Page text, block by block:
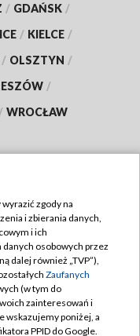
/ GDAŃSK /
/ KIELCE /
/ OLSZTYN /
/
/ WROCŁAW
zgody na
i zbierania danych,
i ich
osobowych przez
dalej również „TVP”),
Zaufanych
(w tym do
zainteresowań i
wskazujemy poniżej, a
PPID do Google.